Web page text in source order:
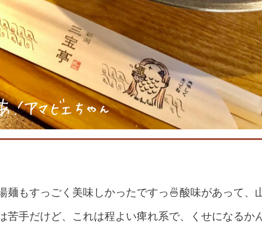
麺もすっごく美味しかったですっ🍜酸味があって、
苦手だけど、これは程よい痺れ系で、くせになるか